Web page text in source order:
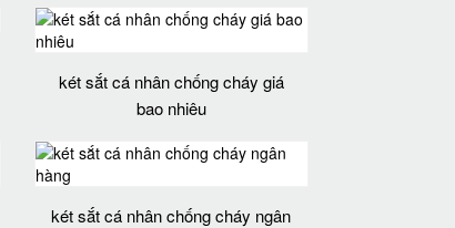
két sắt cá nhân chống cháy giá
bao nhiêu
két sắt cá nhân chống cháy ngân